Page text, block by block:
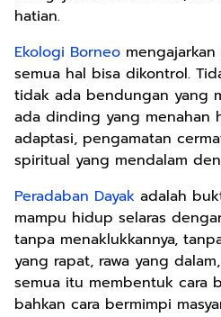
hatian.
Ekologi Borneo
semua hal bisa dikontrol.
tidak ada bendungan yang
ada dinding yang menahan
adaptasi, pengamatan
spiritual yang mendalam
Peradaban Dayak adalah
mampu hidup selaras
tanpa menaklukkannya,
yang rapat, rawa yang
semua itu membentuk cara
bahkan cara bermimpi